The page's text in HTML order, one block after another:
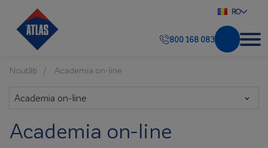
RO
800 168 083
Noutăți Academia on-line
Academia on-line
Academia on-line